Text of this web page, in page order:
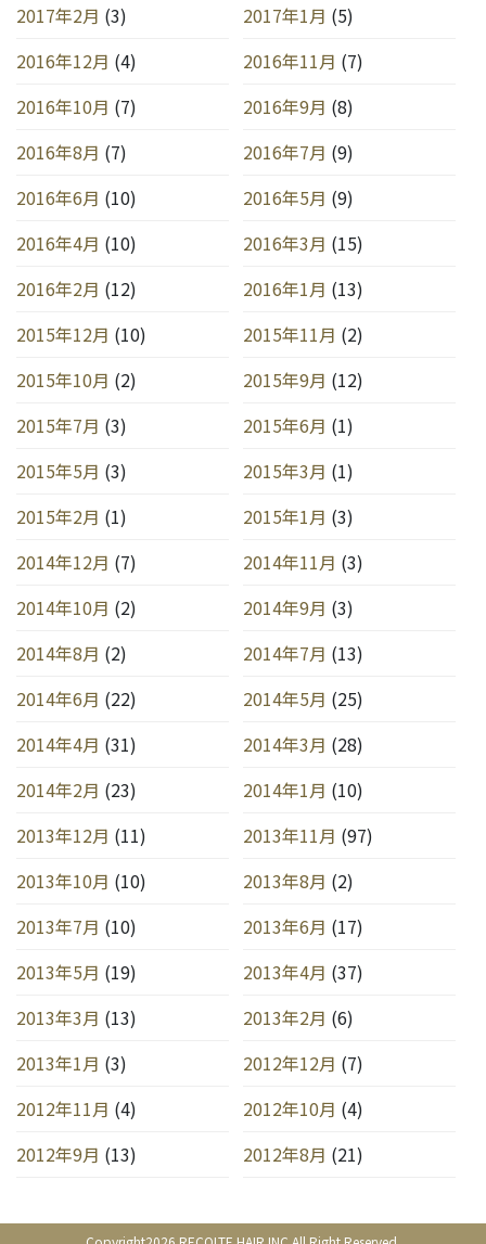
2017年2月 (3) 2017年1月 (5)
2016年12月 (4) 2016年11月 (7)
2016年10月 (7) 2016年9月 (8)
2016年8月 (7) 2016年7月 (9)
2016年6月 (10) 2016年5月 (9)
2016年4月 (10) 2016年3月 (15)
2016年2月 (12) 2016年1月 (13)
2015年12月 (10) 2015年11月 (2)
2015年10月 (2) 2015年9月 (12)
2015年7月 (3) 2015年6月 (1)
2015年5月 (3) 2015年3月 (1)
2015年2月 (1) 2015年1月 (3)
2014年12月 (7) 2014年11月 (3)
2014年10月 (2) 2014年9月 (3)
2014年8月 (2) 2014年7月 (13)
2014年6月 (22) 2014年5月 (25)
2014年4月 (31) 2014年3月 (28)
2014年2月 (23) 2014年1月 (10)
2013年12月 (11) 2013年11月 (97)
2013年10月 (10) 2013年8月 (2)
2013年7月 (10) 2013年6月 (17)
2013年5月 (19) 2013年4月 (37)
2013年3月 (13) 2013年2月 (6)
2013年1月 (3) 2012年12月 (7)
2012年11月 (4) 2012年10月 (4)
2012年9月 (13) 2012年8月 (21)